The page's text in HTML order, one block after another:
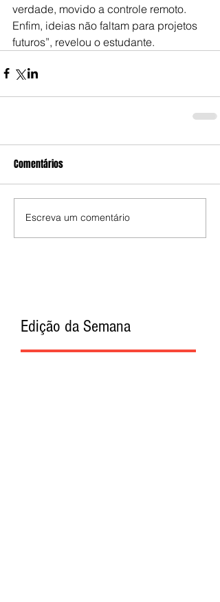
verdade, movido a controle remoto.
Enfim, ideias não faltam para projetos
futuros”, revelou o estudante.
Comentários
Escreva um comentário
Edição da Semana